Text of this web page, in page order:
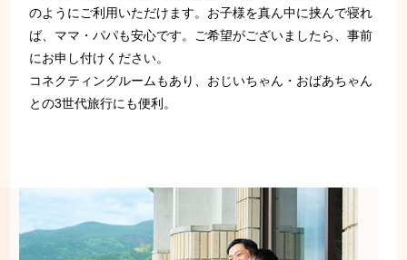
のようにご利用いただけます。お子様を真ん中に挟んで寝れ
ば、ママ・パパも安心です。ご希望がございましたら、事前
にお申し付けください。
コネクティングルームもあり、おじいちゃん・おばあちゃん
との3世代旅行にも便利。